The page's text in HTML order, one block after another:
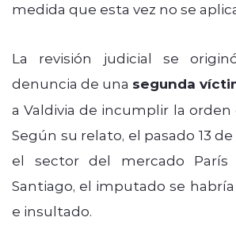
medida que esta vez no se
La revisión judicial se
denuncia de una segunda
a Valdivia de incumplir la
Según su relato, el pasado 13
el sector del mercado París
Santiago, el imputado se
e insultado.